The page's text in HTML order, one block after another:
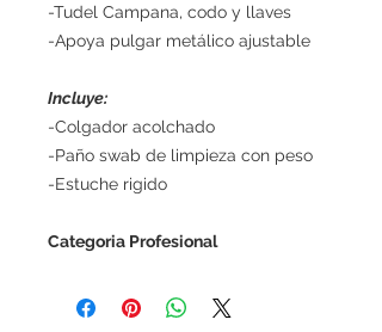
-Tudel Campana, codo y llaves
-Apoya pulgar metálico ajustable
Incluye:
-Colgador acolchado
-Paño swab de limpieza con peso
-Estuche rigido
Categoria Profesional